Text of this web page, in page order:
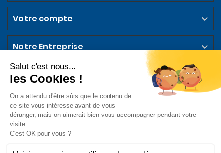
Votre compte 
Notre Entreprise 
Abonnez-vous à la Newsletter
Suivez-nous sur les Réseaux Sociaux